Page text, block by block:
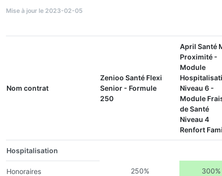
Mise à jour le 2023-02-05
Nom contrat
Zenioo Santé Flexi
Senior - Formule
250
April Santé
Proximité -
Module
Niveau 6 -
Module
de Santé
Niveau 4
Renfort
Hospitalisation
Honoraires
250% 300%